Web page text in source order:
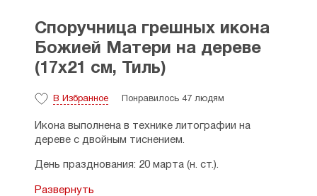
Споручница грешных икона
Божией Матери на дереве
(17х21 см, Тиль)
В Избранное Понравилось 47 людям
Икона выполнена в технике литографии на
дереве с двойным тиснением.
День празднования: 20 марта (н. ст.).
Размеры: ширина - 17 см., высота - 20,7 см.,
Развернуть